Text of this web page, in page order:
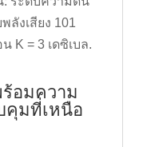
ลังเสียง 101
K = 3 เดซิเบล.
ร้อมความ
คุมที่เหนือ